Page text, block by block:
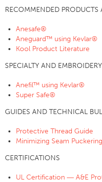
Products Y Marcas
Descripción General
Hilo De Coser Industrial
Construcción Del Hilo
Marca
Tipo De Fibra
RECOMMENDED PRODUCTS
Anesafe®
Aneguard™ using Kevlar®
Kool Product Literature
SPECIALTY AND
Anefil™ using Kevlar®
Super Safe®
GUIDES AND TECHNICAL
Protective Thread Guide
Minimizing Seam Puckering
CERTIFICATIONS
UL Certification ― A&E